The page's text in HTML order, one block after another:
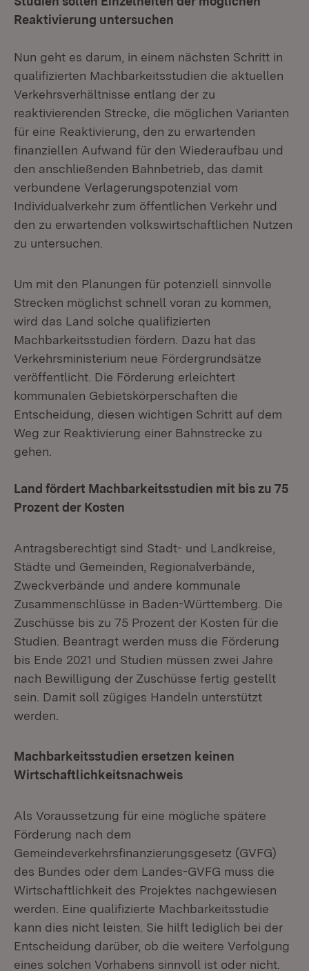
Reaktivierung untersuchen
Nun geht es darum, in einem nächsten Schritt in
qualifizierten Machbarkeitsstudien die aktuellen
Verkehrsverhältnisse entlang der zu
reaktivierenden Strecke, die möglichen Varianten
für eine Reaktivierung, den zu erwartenden
finanziellen Aufwand für den Wiederaufbau und
den anschließenden Bahnbetrieb, das damit
verbundene Verlagerungspotenzial vom
Individualverkehr zum öffentlichen Verkehr und
den zu erwartenden volkswirtschaftlichen Nutzen
zu untersuchen.
Um mit den Planungen für potenziell sinnvolle
Strecken möglichst schnell voran zu kommen,
wird das Land solche qualifizierten
Machbarkeitsstudien fördern. Dazu hat das
Verkehrsministerium neue Fördergrundsätze
veröffentlicht. Die Förderung erleichtert
kommunalen Gebietskörperschaften die
Entscheidung, diesen wichtigen Schritt auf dem
Weg zur Reaktivierung einer Bahnstrecke zu
gehen.
Land fördert Machbarkeitsstudien mit bis zu 75
Prozent der Kosten
Antragsberechtigt sind Stadt- und Landkreise,
Städte und Gemeinden, Regionalverbände,
Zweckverbände und andere kommunale
Zusammenschlüsse in Baden-Württemberg. Die
Zuschüsse bis zu 75 Prozent der Kosten für die
Studien. Beantragt werden muss die Förderung
bis Ende 2021 und Studien müssen zwei Jahre
nach Bewilligung der Zuschüsse fertig gestellt
sein. Damit soll zügiges Handeln unterstützt
werden.
Machbarkeitsstudien ersetzen keinen
Wirtschaftlichkeitsnachweis
Als Voraussetzung für eine mögliche spätere
Förderung nach dem
Gemeindeverkehrsfinanzierungsgesetz (GVFG)
des Bundes oder dem Landes-GVFG muss die
Wirtschaftlichkeit des Projektes nachgewiesen
werden. Eine qualifizierte Machbarkeitsstudie
kann dies nicht leisten. Sie hilft lediglich bei der
Entscheidung darüber, ob die weitere Verfolgung
eines solchen Vorhabens sinnvoll ist oder nicht.